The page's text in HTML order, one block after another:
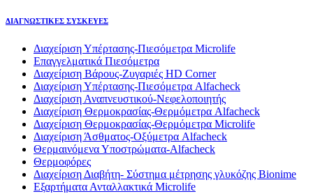
ΔΙΑΓΝΩΣΤΙΚΕΣ ΣΥΣΚΕΥΕΣ
Διαχείριση Υπέρτασης-Πιεσόμετρα Microlife
Επαγγελματικά Πιεσόμετρα
Διαχείριση Βάρους-Ζυγαριές HD Corner
Διαχείριση Υπέρτασης-Πιεσόμετρα Alfacheck
Διαχείριση Αναπνευστικού-Νεφελοποιητής
Διαχείριση Θερμοκρασίας-Θερμόμετρα Alfacheck
Διαχείριση Θερμοκρασίας-Θερμόμετρα Microlife
Διαχείριση Άσθματος-Οξύμετρα Alfacheck
Θερμαινόμενα Υποστρώματα-Alfacheck
Θερμοφόρες
Διαχείριση Διαβήτη- Σύστημα μέτρησης γλυκόζης Bionime
Εξαρτήματα Ανταλλακτικά Microlife